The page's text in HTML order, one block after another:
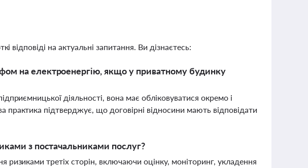
відповіді на актуальні запитання. Ви дізнаєтесь:
на електроенергію, якщо у приватному будинку
діяльності, вона має обліковуватися окремо і
підтверджує, що договірні відносини мають відповідати
з постачальниками послуг?
ризиками третіх сторін, включаючи оцінку, моніторинг, укладення